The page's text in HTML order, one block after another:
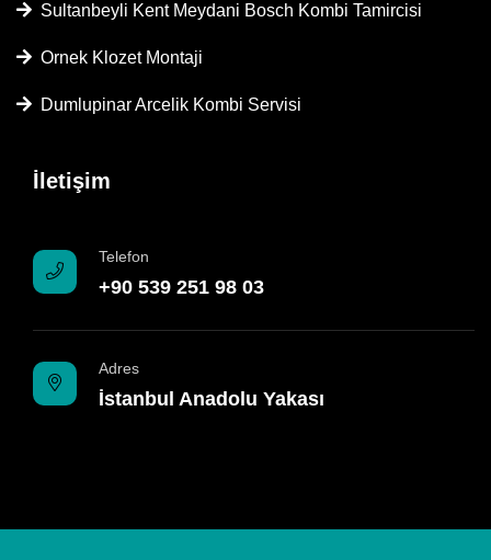
Sultanbeyli Kent Meydani Bosch Kombi Tamircisi
Ornek Klozet Montaji
Dumlupinar Arcelik Kombi Servisi
İletişim
Telefon
+90 539 251 98 03
Adres
İstanbul Anadolu Yakası